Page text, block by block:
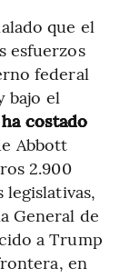
que el
esfuerzos
federal
bajo el
costado
Abbott
2.900
General de
a Trump
en